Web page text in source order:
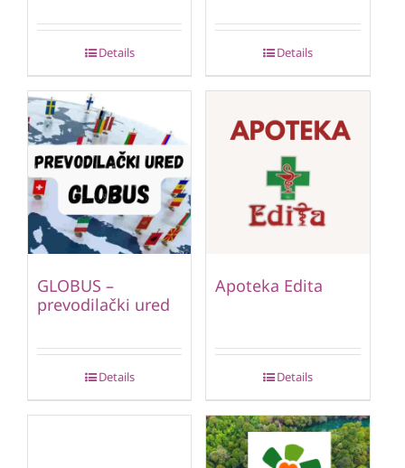
Details Details
GLOBUS –
prevodilački ured
Details
Apoteka Edita
Details